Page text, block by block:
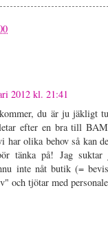
2012 kl. 21:41
du är ju jäkligt
efter en bra till
har olika behov så kan
tänka på! Jag
inte nåt butik (=
och tjötar med